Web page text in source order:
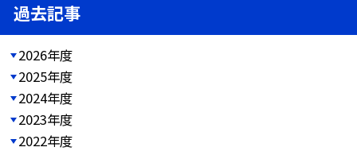
過去記事
2026年度
2025年度
2024年度
2023年度
2022年度